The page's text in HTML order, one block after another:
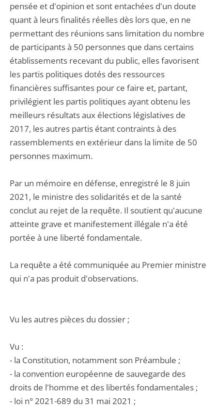
pensée et d'opinion et sont entachées d'un doute
quant à leurs finalités réelles dès lors que, en ne
permettant des réunions sans limitation du nombre
de participants à 50 personnes que dans certains
établissements recevant du public, elles favorisent
les partis politiques dotés des ressources
financières suffisantes pour ce faire et, partant,
privilégient les partis politiques ayant obtenu les
meilleurs résultats aux élections législatives de
2017, les autres partis étant contraints à des
rassemblements en extérieur dans la limite de 50
personnes maximum.
Par un mémoire en défense, enregistré le 8 juin
2021, le ministre des solidarités et de la santé
conclut au rejet de la requête. Il soutient qu'aucune
atteinte grave et manifestement illégale n'a été
portée à une liberté fondamentale.
La requête a été communiquée au Premier ministre
qui n'a pas produit d'observations.
Vu les autres pièces du dossier ;
Vu :
- la Constitution, notamment son Préambule ;
- la convention européenne de sauvegarde des
droits de l'homme et des libertés fondamentales ;
- loi n° 2021-689 du 31 mai 2021 ;